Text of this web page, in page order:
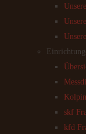
skf
kfd